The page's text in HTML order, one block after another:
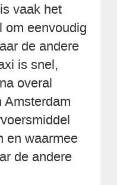
vaak het
om eenvoudig
de andere
is snel,
overal
Amsterdam
en waarmee
de andere